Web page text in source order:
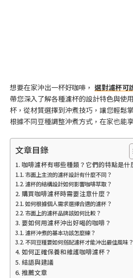
想要在家沖出一杯好咖啡， 選對濾杯可
帶您深入了解各種濾杯的設計特色與使
杯，從材質選擇到沖煮技巧，讓您輕鬆
根據不同豆種調整沖煮方式，在家也能
文章目錄
咖啡濾杯有哪些種類？它們的特點是什
市面上主流的濾杯設計有什麼不同？
濾杯的結構設計如何影響咖啡萃取？
購買咖啡濾杯時需要注意什麼？
如何根據個人需求選擇合適的濾杯？
市面上的濾杯品牌該如何比較？
要如何用濾杯沖出好喝的咖啡？
濾杯沖煮的基本功該怎麼練？
不同豆種要如何搭配濾杯才能沖出最佳風味？
如何正確保養和維護咖啡濾杯？
結語與建議
推薦文章